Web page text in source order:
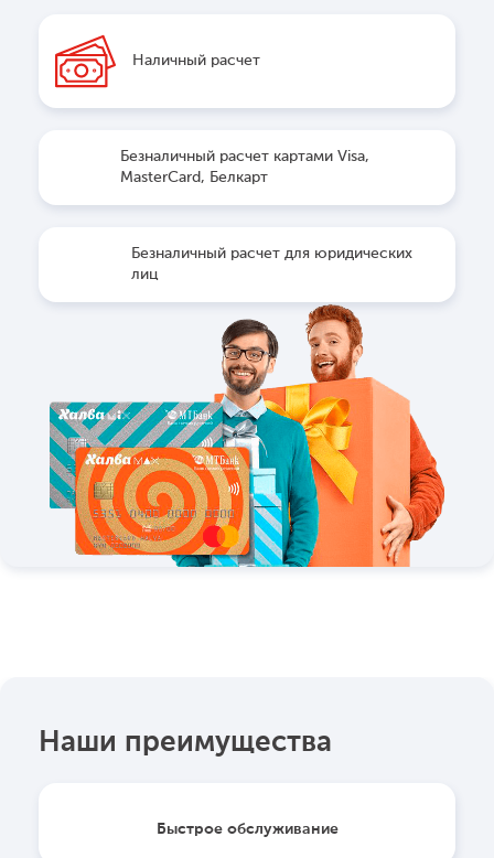
Наличный расчет
Безналичный расчет картами Visa,
MasterCard, Белкарт
Безналичный расчет для юридических
лиц
Наши преимущества
Быстрое обслуживание